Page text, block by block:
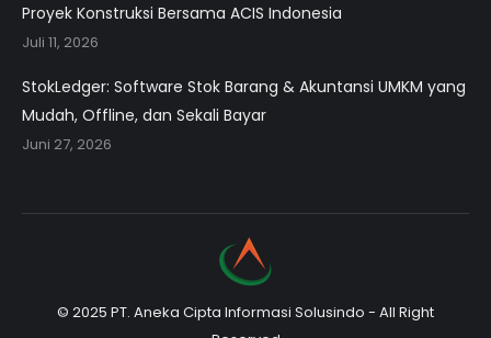
Proyek Konstruksi Bersama ACIS Indonesia
Juli 11, 2026
StokLedger: Software Stok Barang & Akuntansi UMKM yang
Mudah, Offline, dan Sekali Bayar
Juni 27, 2026
© 2025 PT. Aneka Cipta Informasi Solusindo - All Right